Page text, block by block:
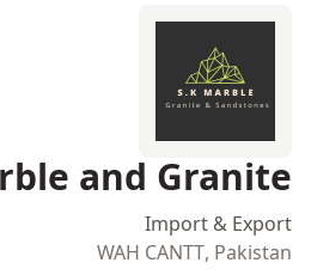
and Granite
Import & Export
WAH CANTT, Pakistan